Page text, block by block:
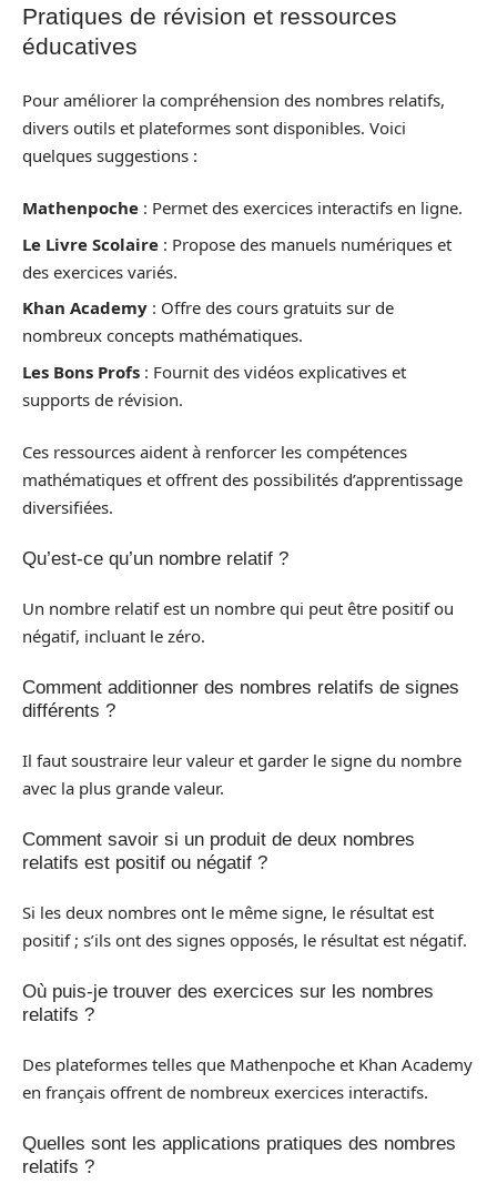
Pratiques de révision et ressources
éducatives
Pour améliorer la compréhension des nombres relatifs,
divers outils et plateformes sont disponibles. Voici
quelques suggestions :
Mathenpoche : Permet des exercices interactifs en ligne.
Le Livre Scolaire : Propose des manuels numériques et
des exercices variés.
Khan Academy : Offre des cours gratuits sur de
nombreux concepts mathématiques.
Les Bons Profs : Fournit des vidéos explicatives et
supports de révision.
Ces ressources aident à renforcer les compétences
mathématiques et offrent des possibilités d’apprentissage
diversifiées.
Qu’est-ce qu’un nombre relatif ?
Un nombre relatif est un nombre qui peut être positif ou
négatif, incluant le zéro.
Comment additionner des nombres relatifs de signes
différents ?
Il faut soustraire leur valeur et garder le signe du nombre
avec la plus grande valeur.
Comment savoir si un produit de deux nombres
relatifs est positif ou négatif ?
Si les deux nombres ont le même signe, le résultat est
positif ; s’ils ont des signes opposés, le résultat est négatif.
Où puis-je trouver des exercices sur les nombres
relatifs ?
Des plateformes telles que Mathenpoche et Khan Academy
en français offrent de nombreux exercices interactifs.
Quelles sont les applications pratiques des nombres
relatifs ?